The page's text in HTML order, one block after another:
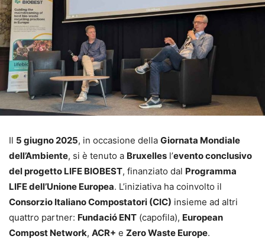
Il 5 giugno 2025, in occasione della Giornata Mondiale
dell’Ambiente, si è tenuto a Bruxelles l’evento conclusivo
del progetto LIFE BIOBEST, finanziato dal Programma
LIFE dell’Unione Europea. L’iniziativa ha coinvolto il
Consorzio Italiano Compostatori (CIC) insieme ad altri
quattro partner: Fundació ENT (capofila), European
Compost Network, ACR+ e Zero Waste Europe.